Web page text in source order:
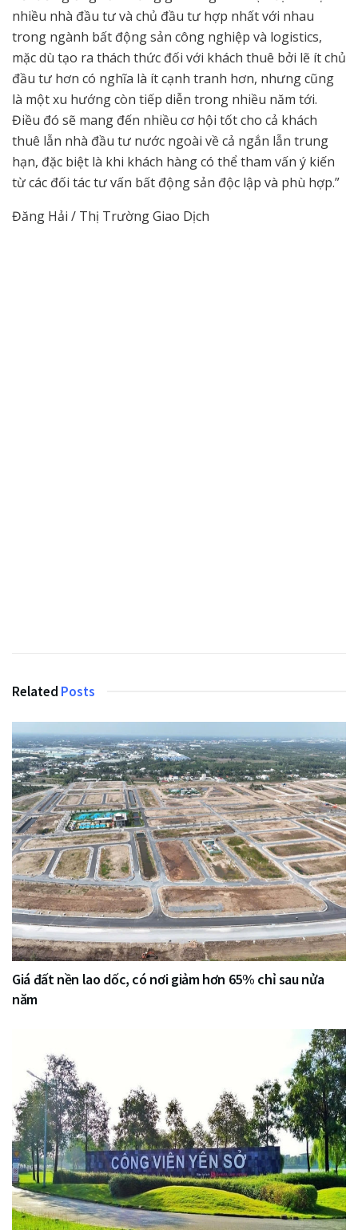
nhiều nhà đầu tư và chủ đầu tư hợp nhất với nhau
trong ngành bất động sản công nghiệp và logistics,
mặc dù tạo ra thách thức đối với khách thuê bởi lẽ ít chủ
đầu tư hơn có nghĩa là ít cạnh tranh hơn, nhưng cũng
là một xu hướng còn tiếp diễn trong nhiều năm tới.
Điều đó sẽ mang đến nhiều cơ hội tốt cho cả khách
thuê lẫn nhà đầu tư nước ngoài về cả ngắn lẫn trung
hạn, đặc biệt là khi khách hàng có thể tham vấn ý kiến
từ các đối tác tư vấn bất động sản độc lập và phù hợp.”
Đăng Hải / Thị Trường Giao Dịch
Related Posts
Giá đất nền lao dốc, có nơi giảm hơn 65% chỉ sau nửa
năm